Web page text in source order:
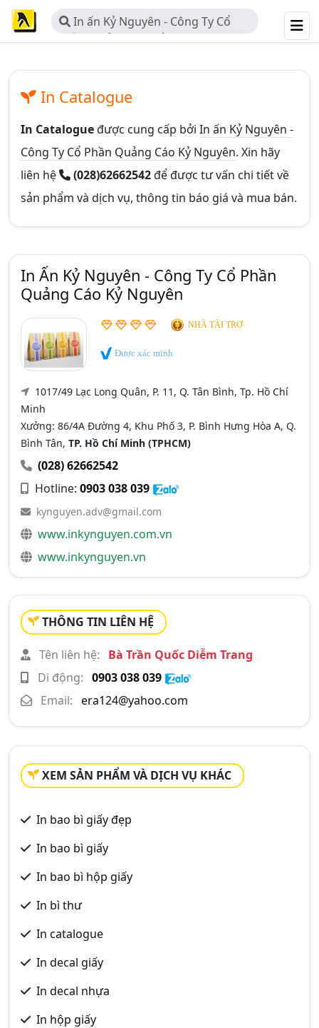
In ấn Kỷ Nguyên - Công Ty Cổ
Phần Quảng Cáo Kỷ Nguyên
In Catalogue
In Catalogueđược cung cấp bởi In ấn Kỷ Nguyên -
Công Ty Cổ Phần Quảng Cáo Kỷ Nguyên. Xin hãy
liên hệ
(028)62662542để được tư vấn chi tiết về
sản phẩm và dịch vụ, thông tin báo giá và mua bán.
In Ấn Kỷ Nguyên - Công Ty Cổ Phần
Quảng Cáo Kỷ Nguyên
NHÀ TÀI TRỢ
Được xác minh
1017/49 Lạc Long Quân, P. 11, Q. Tân Bình, Tp. Hồ Chí
Minh
Xưởng: 86/4A Đường 4, Khu Phố 3, P. Bình Hưng Hòa A, Q.
Bình Tân, TP. Hồ Chí Minh (TPHCM)
(028) 62662542
Hotline: 0903 038 039
kynguyen.adv@gmail.com
www.inkynguyen.com.vn
www.inkynguyen.vn
THÔNG TIN LIÊN HỆ
Tên liên hệ:
Bà Trần Quốc Diễm Trang
Di động: 0903 038 039
Email: era124@yahoo.com
XEM SẢN PHẨM VÀ DỊCH VỤ KHÁC
In bao bì giấy đẹp
In bao bì giấy
In bao bì hộp giấy
In bì thư
In catalogue
In decal giấy
In decal nhựa
In hộp giấy